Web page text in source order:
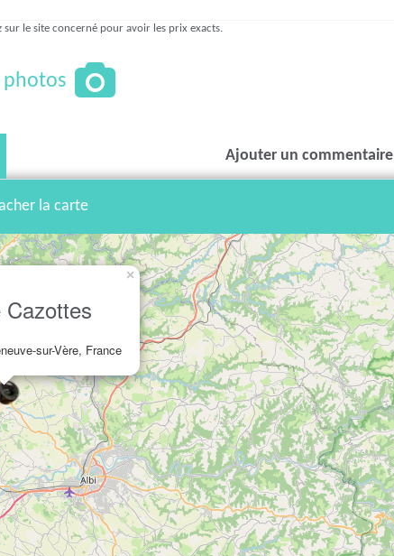
le site concerné pour avoir les prix exacts.
photos
Ajouter un commentaire
la carte
Cazottes
sur-Vère, France
×